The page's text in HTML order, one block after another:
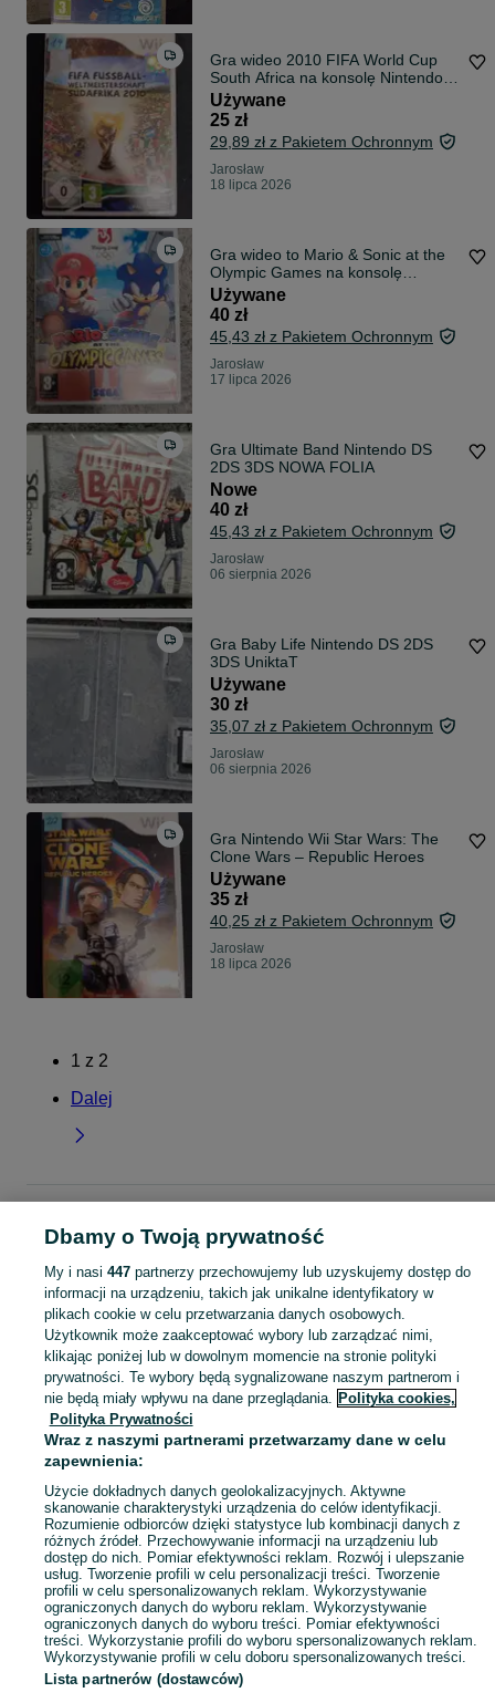
Gra wideo 2010 FIFA World Cup
South Africa na konsolę Nintendo
Wii.
Używane
25 zł
29,89 zł z Pakietem Ochronnym
Jarosław
18 lipca 2026
Gra wideo to Mario & Sonic at the
Olympic Games na konsolę
Nintendo Wi
Używane
40 zł
45,43 zł z Pakietem Ochronnym
Jarosław
17 lipca 2026
Gra Ultimate Band Nintendo DS
2DS 3DS NOWA FOLIA
Nowe
40 zł
45,43 zł z Pakietem Ochronnym
Jarosław
06 sierpnia 2026
Gra Baby Life Nintendo DS 2DS
3DS UniktaT
Używane
30 zł
35,07 zł z Pakietem Ochronnym
Jarosław
06 sierpnia 2026
Gra Nintendo Wii Star Wars: The
Clone Wars – Republic Heroes
Używane
35 zł
40,25 zł z Pakietem Ochronnym
Jarosław
18 lipca 2026
1 z 2
Dalej
Podkarpackie
Nintendo - Jarosław
KATEGORIA
Zobacz
Mapa kategorii
Mapa miejscowości
Mapa ministron
Popularne wyszukiwania
Dbamy o Twoją prywatność
My i nasi 447partnerzy przechowujemy lub uzyskujemy dostęp do
informacji na urządzeniu, takich jak unikalne identyfikatory w
plikach cookie w celu przetwarzania danych osobowych.
Użytkownik może zaakceptować wybory lub zarządzać nimi,
klikając poniżej lub w dowolnym momencie na stronie polityki
prywatności. Te wybory będą sygnalizowane naszym partnerom i
nie będą miały wpływu na dane przeglądania. Polityka cookies,
Polityka Prywatności
Wraz z naszymi partnerami przetwarzamy dane w celu
zapewnienia:
Użycie dokładnych danych geolokalizacyjnych. Aktywne
skanowanie charakterystyki urządzenia do celów identyfikacji.
Rozumienie odbiorców dzięki statystyce lub kombinacji danych z
różnych źródeł. Przechowywanie informacji na urządzeniu lub
dostęp do nich. Pomiar efektywności reklam. Rozwój i ulepszanie
usług. Tworzenie profili w celu personalizacji treści. Tworzenie
profili w celu spersonalizowanych reklam. Wykorzystywanie
ograniczonych danych do wyboru reklam. Wykorzystywanie
ograniczonych danych do wyboru treści. Pomiar efektywności
treści. Wykorzystanie profili do wyboru spersonalizowanych reklam.
Wykorzystywanie profili w celu doboru spersonalizowanych treści.
Lista partnerów (dostawców)